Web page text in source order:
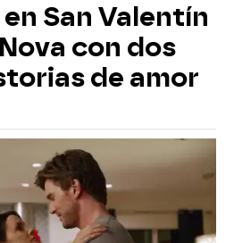
San Valentín
con dos
de amor